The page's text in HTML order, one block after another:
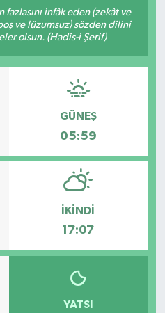
fazlasını infâk eden (zekât ve
ve lüzumsuz) sözden dilini
olsun. (Hadis-i Şerif)
GÜNEŞ
05:59
İKINDI
17:07
YATSI